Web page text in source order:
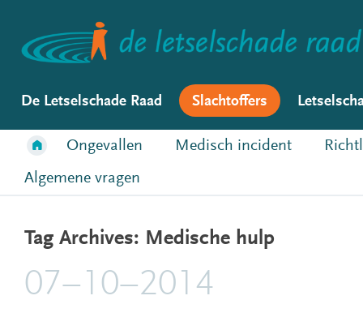
De Letselschade Raad Slachtoffers
Ongevallen Medisch incident
Algemene vragen
Tag Archives: Medische hulp
07–10–2014